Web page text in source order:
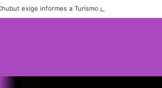
exige informes a Turismo por el cierre de